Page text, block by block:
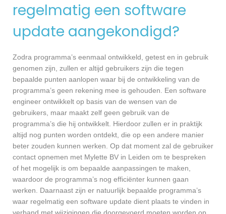
regelmatig een software
update aangekondigd?
Zodra programma’s eenmaal ontwikkeld, getest en in gebruik
genomen zijn, zullen er altijd gebruikers zijn die tegen
bepaalde punten aanlopen waar bij de ontwikkeling van de
programma’s geen rekening mee is gehouden. Een software
engineer ontwikkelt op basis van de wensen van de
gebruikers, maar maakt zelf geen gebruik van de
programma’s die hij ontwikkelt. Hierdoor zullen er in praktijk
altijd nog punten worden ontdekt, die op een andere manier
beter zouden kunnen werken. Op dat moment zal de gebruiker
contact opnemen met Mylette BV in Leiden om te bespreken
of het mogelijk is om bepaalde aanpassingen te maken,
waardoor de programma’s nog efficiënter kunnen gaan
werken. Daarnaast zijn er natuurlijk bepaalde programma’s
waar regelmatig een software update dient plaats te vinden in